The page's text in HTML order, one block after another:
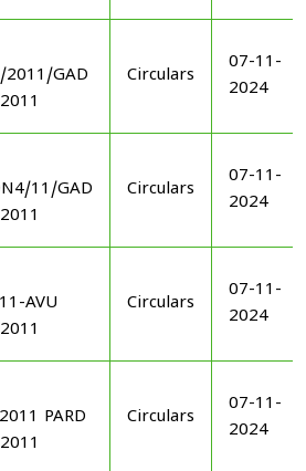
2011/GAD
Circulars
07-11-
2024
11/GAD
Circulars
07-11-
2024
AVU
Circulars
07-11-
2024
PARD
Circulars
07-11-
2024